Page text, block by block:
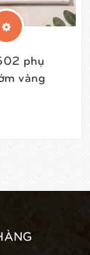
phụ
vàng